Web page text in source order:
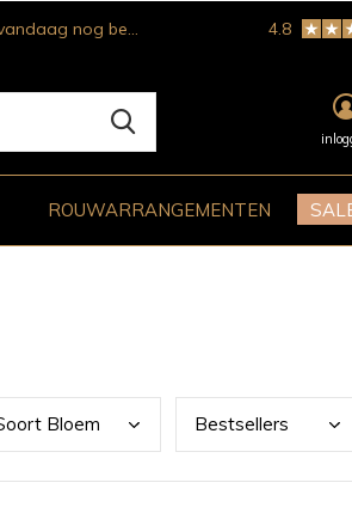
ROUWARRANGEMENTEN
nog bezorgd! 4.8
t Bloem Bestsellers